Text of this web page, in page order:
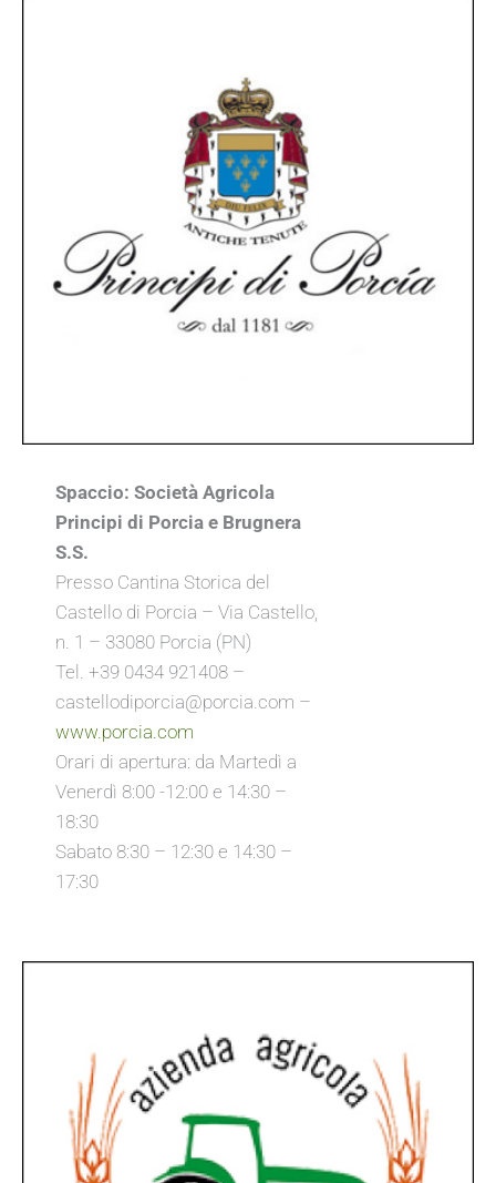
Spaccio: Società Agricola
Principi di Porcia e Brugnera
S.S.
Presso Cantina Storica del
Castello di Porcia – Via Castello,
n. 1 – 33080 Porcia (PN)
Tel. +39 0434 921408 –
castellodiporcia@porcia.com –
www.porcia.com
Orari di apertura: da Martedì a
Venerdì 8:00 -12:00 e 14:30 –
18:30
Sabato 8:30 – 12:30 e 14:30 –
17:30